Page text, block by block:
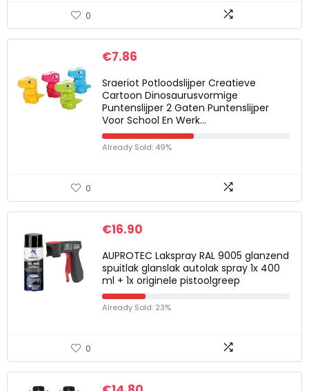
0
€7.86
Sraeriot Potloodslijper Creatieve
Cartoon Dinosaurusvormige
Puntenslijper 2 Gaten Puntenslijper
Voor School En Werk…
Already Sold: 49%
0
€16.90
AUPROTEC Lakspray RAL 9005 glanzend
spuitlak glanslak autolak spray 1x 400
ml + 1x originele pistoolgreep
Already Sold: 23%
0